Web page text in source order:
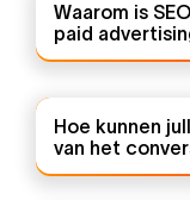
Waarom is
paid
Hoe kunnen
van het